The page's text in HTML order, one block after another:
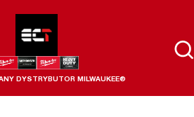
DYSTRYBUTOR MILWAUKEE®